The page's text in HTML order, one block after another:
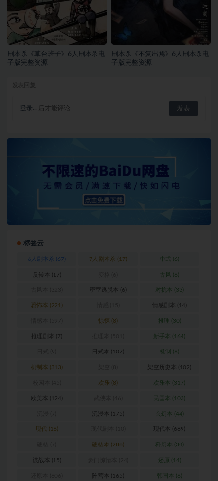
剧本杀《草台班子》6人剧本杀电
子版完整资源
剧本杀《不复出焉》6人剧本杀电
子版完整资源
登录... 后才能评论
标签云
6人剧本杀 (67) 7人剧本杀 (17) 中式 (6)
反转本 (17) 古风 (6)
密室逃脱本 (6) 对抗本 (33)
恐怖本 (221) 情感剧本 (14)
惊悚 (8) 推理 (30)
推理剧本 (7) 新手本 (164)
日式本 (107) 机制 (6)
机制本 (313) 架空历史本 (102)
欢乐 (8) 欢乐本 (317)
欧美本 (124) 民国本 (103)
沉浸本 (175) 玄幻本 (44)
现代 (16) 现代本 (689)
硬核本 (286) 科幻本 (34)
谍战本 (15) 还原 (14)
阵营本 (165) 韩国本 (6)